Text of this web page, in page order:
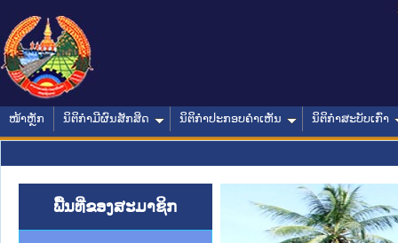
ໜ້າຫຼັກ ນິຕິກໍາມີຜົນສັກສິດ ນິຕິກໍາປະກອບຄໍາເຫັນ ນິຕິກໍາສະບັບເກົ່າ
ພື້ນທີ່ຂອງສະມາຊິກ